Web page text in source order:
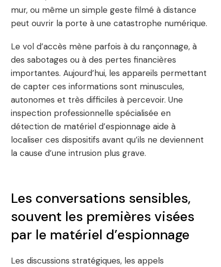
mur, ou même un simple geste filmé à distance
peut ouvrir la porte à une catastrophe numérique.
Le vol d’accès mène parfois à du rançonnage, à
des sabotages ou à des pertes financières
importantes. Aujourd’hui, les appareils permettant
de capter ces informations sont minuscules,
autonomes et très difficiles à percevoir. Une
inspection professionnelle spécialisée en
détection de matériel d’espionnage aide à
localiser ces dispositifs avant qu’ils ne deviennent
la cause d’une intrusion plus grave.
Les conversations sensibles,
souvent les premières visées
par le matériel d’espionnage
Les discussions stratégiques, les appels